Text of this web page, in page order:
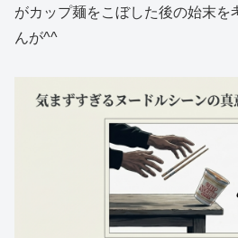
がカップ麺をこぼした後の始末を
んが^^